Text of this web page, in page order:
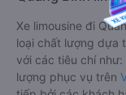
Xe limousine đi
loại chất lượng dựa
với các tiêu chí
lượng phục vụ trên